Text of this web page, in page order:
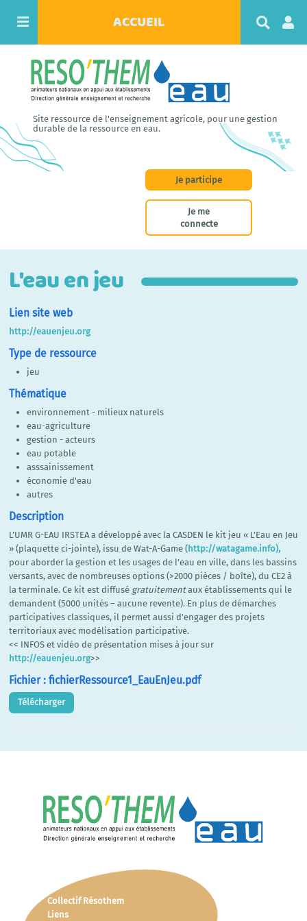
ACCUEIL
c
e
r
Site ressource de l'enseignement agricole, pour une gestion
durable de la ressource en eau.
Je participe
Je me
connecte
L'eau en jeu
Lien site web
http://eauenjeu.org
Type de ressource
jeu
Thématique
environnement - milieux naturels
eau-agriculture
gestion - acteurs
eau potable
asssainissement
économie d'eau
autres
Description
L’UMR G-EAU IRSTEA a développé avec la CASDEN le kit jeu « L’Eau en Jeu
» (plaquette ci-jointe), issu de Wat-A-Game (http://watagame.info),
pour aborder la gestion et les usages de l’eau en ville, dans les bassins
versants, avec de nombreuses options (>2000 pièces / boîte), du CE2 à
la terminale. Ce kit est diffusé gratuitementaux établissements qui le
demandent (5000 unités – aucune revente). En plus de démarches
participatives classiques, il permet aussi d’engager des projets
territoriaux avec modélisation participative.
<< INFOS et vidéo de présentation mises à jour sur
http://eauenjeu.org>>
Fichier : fichierRessource1_EauEnJeu.pdf
Télécharger
Collectif Résothem
Liens